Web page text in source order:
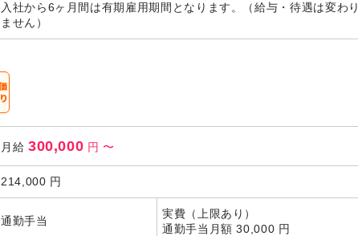
入社から6ヶ月間は有期雇用期間となります。（給与・待遇は変わり
ません）
月給 300,000 円 〜
214,000 円
通勤手当
実費（上限あり）
通勤手当月額 30,000 円